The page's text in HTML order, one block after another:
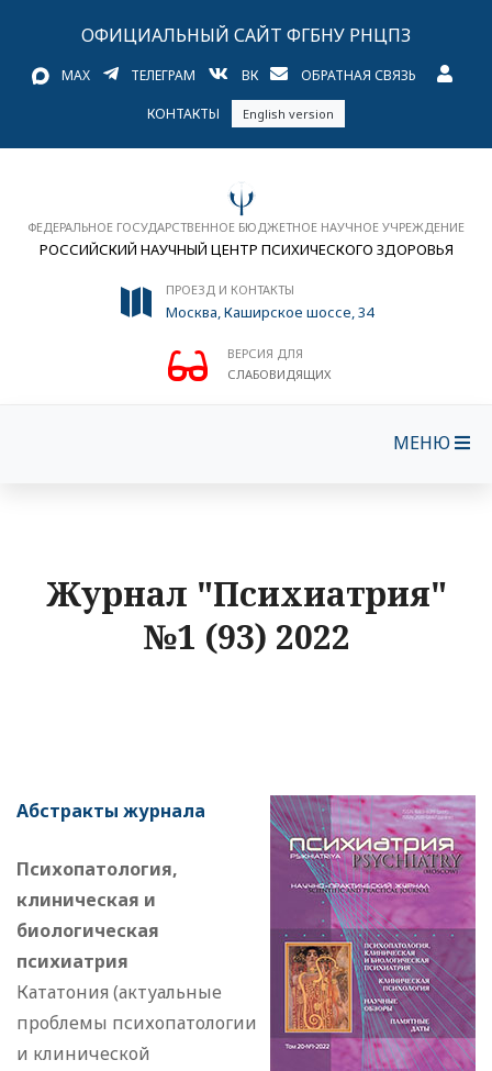
ОФИЦИАЛЬНЫЙ САЙТ ФГБНУ РНЦПЗ
MAX ТЕЛЕГРАМ ВК ОБРАТНАЯ СВЯЗЬ
КОНТАКТЫ English version
ФЕДЕРАЛЬНОЕ ГОСУДАРСТВЕННОЕ БЮДЖЕТНОЕ НАУЧНОЕ УЧРЕЖДЕНИЕ
РОССИЙСКИЙ НАУЧНЫЙ ЦЕНТР ПСИХИЧЕСКОГО ЗДОРОВЬЯ
ПРОЕЗД И КОНТАКТЫ
Москва, Каширское шоссе, 34
ВЕРСИЯ ДЛЯ
СЛАБОВИДЯЩИХ
МЕНЮ
Журнал "Психиатрия"
№1 (93) 2022
Абстракты журнала
Психопатология,
клиническая и
биологическая
психиатрия
Кататония (актуальные
проблемы психопатологии
и клинической